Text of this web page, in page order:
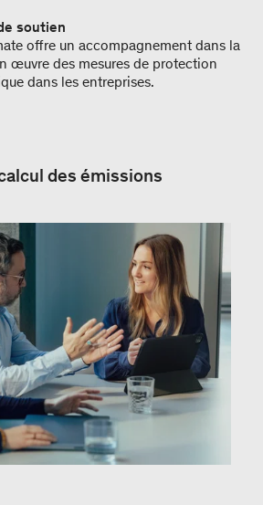
soutien
offre un accompagnement dans la
œuvre des mesures de protection
dans les entreprises.
des émissions